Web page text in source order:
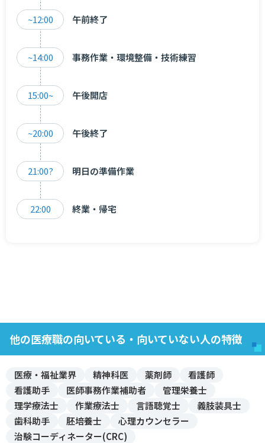
~12:00 午前終了
~14:00 事務作業・環境整備・技術練習
15:00~ 午後開店
~20:00 午後終了
21:00? 明日の準備作業
22:00 終業・帰宅
他の医療職の向いている・向いていない人の特徴
医療・福祉業界 精神科医 薬剤師
看護師
看護助手
医師事務作業補助者
管理栄養士
理学療法士
作業療法士 言語聴覚士
義肢装具士
歯科助手
胚培養士
心理カウンセラー
治験コーディネーター(CRC)